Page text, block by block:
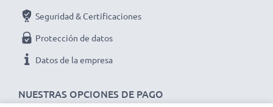
NUESTRAS OPCIONES DE PAGO
Seguridad & Certificaciones
Protección de datos
Datos de la empresa